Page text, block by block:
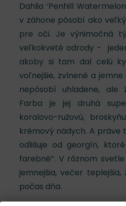
Dahlia ‘Penhill
v záhone pôsobí ako
pre oči. Je výnimočná
veľkokveté odrody -
akoby si tam dal celú
voľnejšie, zvlnené a
nepôsobí uhladene, ale
Farba je jej druhá
koralovo-ružovú,
krémový nádych. A práve
odlišuje od georgín,
farebné“. V rôznom
jemnejšia, večer
počas dňa.